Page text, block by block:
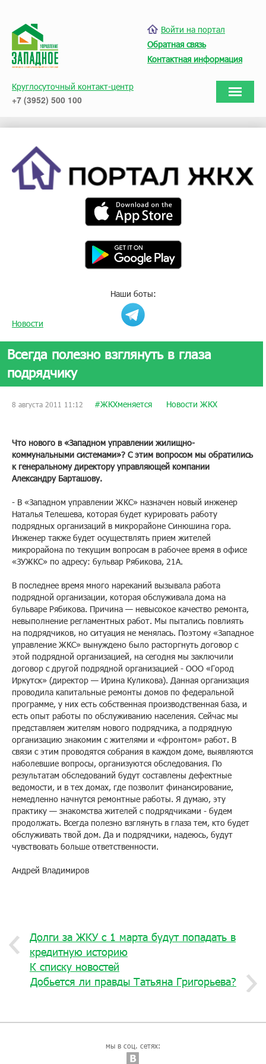
Войти на портал
Обратная связь
Контактная информация
Круглосуточный контакт-центр
+7 (3952) 500 100
Наши боты:
Новости
Всегда полезно взглянуть в глаза
подрядчику
8 августа 2011 11:12 #ЖКХменяется Новости ЖКХ
Что нового в «Западном управлении жилищно-
коммунальными системами»? С этим вопросом мы обратились
к генеральному директору управляющей компании
Александру Барташову.
- В «Западном управлении ЖКС» назначен новый инженер
Наталья Телешева, которая будет курировать работу
подрядных организаций в микрорайоне Синюшина гора.
Инженер также будет осуществлять прием жителей
микрорайона по текущим вопросам в рабочее время в офисе
«ЗУЖКС» по адресу: бульвар Рябикова, 21А.
В последнее время много нареканий вызывала работа
подрядной организации, которая обслуживала дома на
бульваре Рябикова. Причина — невысокое качество ремонта,
невыполнение регламентных работ. Мы пытались повлиять
на подрядчиков, но ситуация не менялась. Поэтому «Западное
управление ЖКС» вынуждено было расторгнуть договор с
этой подрядной организацией, на сегодня мы заключили
договор с другой подрядной организацией - ООО «Город
Иркутск» (директор — Ирина Куликова). Данная организация
проводила капитальные ремонты домов по федеральной
программе, у них есть собственная производственная база, и
есть опыт работы по обслуживанию населения. Сейчас мы
представляем жителям нового подрядчика, а подрядную
организацию знакомим с жителями и «фронтом» работ. В
связи с этим проводятся собрания в каждом доме, выявляются
наболевшие вопросы, организуются обследования. По
результатам обследований будут составлены дефектные
ведомости, и в тех домах, где позволит финансирование,
немедленно начнутся ремонтные работы. Я думаю, эту
практику — знакомства жителей с подрядчиками - будем
продолжать. Всегда полезно взглянуть в глаза тем, кто будет
обслуживать твой дом. Да и подрядчики, надеюсь, будут
чувствовать больше ответственности.
Андрей Владимиров
Долги за ЖКУ с 1 марта будут попадать в
кредитную историю
К списку новостей
Добьется ли правды Татьяна Григорьева?
мы в соц. сетях: